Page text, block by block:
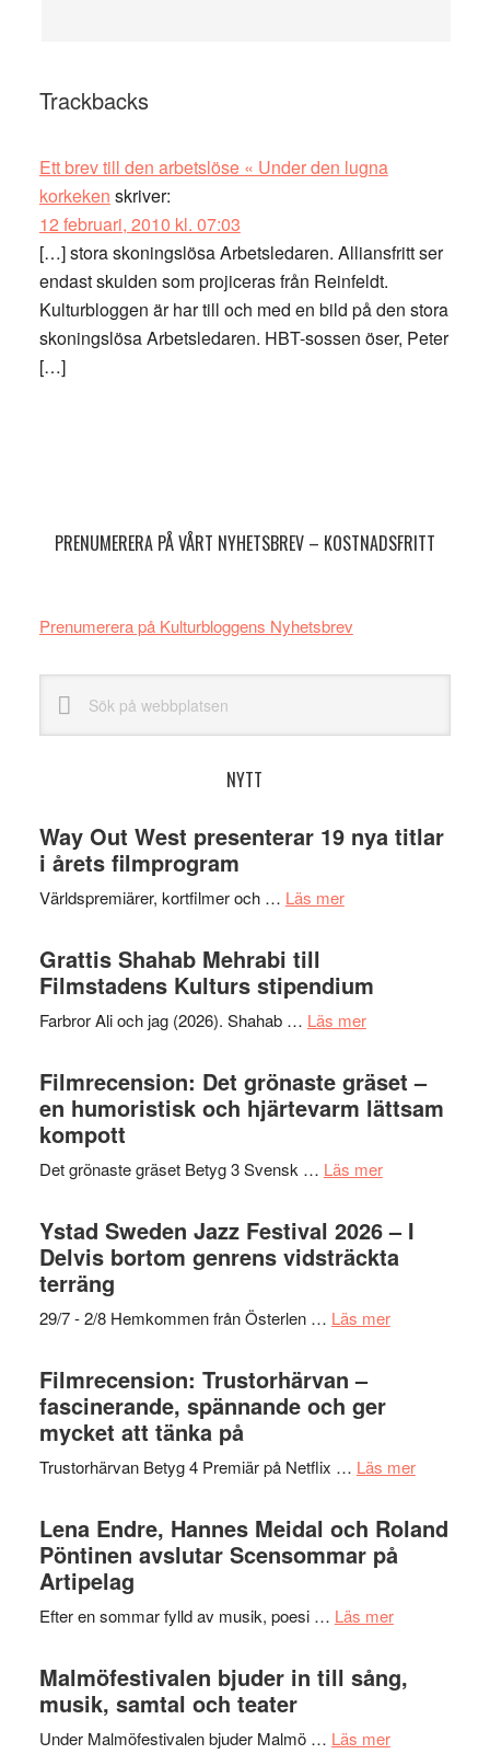
Trackbacks
Ett brev till den arbetslöse « Under den lugna
korkeken skriver:
12 februari, 2010 kl. 07:03
[…] stora skoningslösa Arbetsledaren. Alliansfritt ser
endast skulden som projiceras från Reinfeldt.
Kulturbloggen är har till och med en bild på den stora
skoningslösa Arbetsledaren. HBT-sossen öser, Peter
[…]
PRENUMERERA PÅ VÅRT NYHETSBREV – KOSTNADSFRITT
Prenumerera på Kulturbloggens Nyhetsbrev
webbplatsen
NYTT
Way Out West presenterar 19 nya titlar
i årets filmprogram
Världspremiärer, kortfilmer och … Läs merom
presenterar
19
titlar
i
Grattis Shahab Mehrabi till
Filmstadens Kulturs stipendium
Farbror Ali och jag (2026). Shahab … Läs merom
Shahab
Mehrabi
till
Kulturs
Filmrecension: Det grönaste gräset –
en humoristisk och hjärtevarm lättsam
kompott
Det grönaste gräset Betyg 3 Svensk … Läs merom
Det
grönaste
gräset
en
hjärtevarm
Ystad Sweden Jazz Festival 2026 – I
Delvis bortom genrens vidsträckta
terräng
29/7 - 2/8 Hemkommen från Österlen … Läs merom
–
Delvis
bortom
terräng
Filmrecension: Trustorhärvan –
fascinerande, spännande och ger
mycket att tänka på
Trustorhärvan Betyg 4 Premiär på Netflix … Läs merom
–
Lena Endre, Hannes Meidal och Roland
Pöntinen avslutar Scensommar på
Artipelag
Efter en sommar fylld av musik, poesi … Läs merom
Hannes
Malmöfestivalen bjuder in till sång,
musik, samtal och teater
Under Malmöfestivalen bjuder Malmö … Läs merom